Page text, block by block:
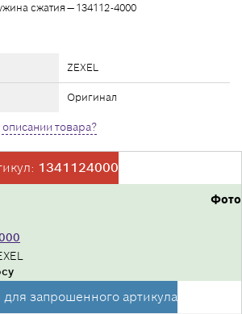
сжатия — 134112-4000
ZEXEL
Оригинал
товара?
1341124000
Фото
запрошенного артикула